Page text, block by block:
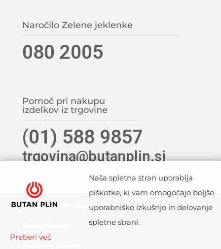
Naša spletna stran uporablja
piškotke, ki vam omogočajo boljšo
uporabniško izkušnjo in delovanje
spletne strani.
Preberi več
Naročilo Zelene jeklenke
080 2005
Pomoč pri nakupu
izdelkov iz trgovine
(01) 588 9857
trgovina@butanplin.si
©2021 Butan plin, d.o.o., Ljubljana